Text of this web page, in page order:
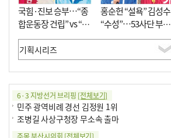
국힘·진보 승부…“종
합운동장 건립” vs “출
근 공공버스 도입”
홍순헌 “설욕” 김성수
“수성”…53사단 부지
개발엔 한 목소리
6·3 지방선거 브리핑 [전체보기]
민주 광역비례 경선 김정원 1위
조병길 사상구청장 무소속 출마
주목 부산시의회 [전체보기]